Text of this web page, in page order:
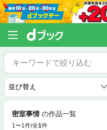
密室事情 の作品一覧
1〜1件/全1件